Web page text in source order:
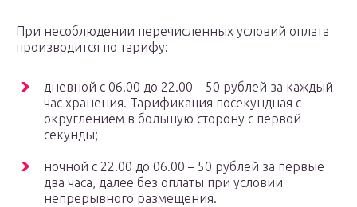
При несоблюдении перечисленных условий оплата
производится по тарифу:
дневной с 06.00 до 22.00 – 50 рублей за каждый
час хранения. Тарификация посекундная с
округлением в большую сторону с первой
секунды;
ночной с 22.00 до 06.00 – 50 рублей за первые
два часа, далее без оплаты при условии
непрерывного размещения.